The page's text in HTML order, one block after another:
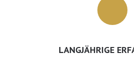
LANGJÄHRIGE